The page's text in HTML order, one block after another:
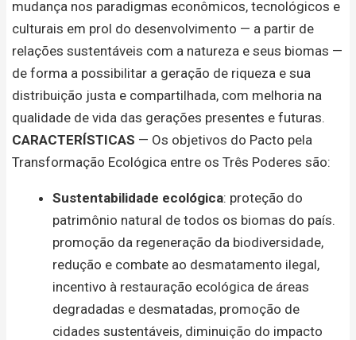
mudança nos paradigmas econômicos, tecnológicos e
culturais em prol do desenvolvimento — a partir de
relações sustentáveis com a natureza e seus biomas —
de forma a possibilitar a geração de riqueza e sua
distribuição justa e compartilhada, com melhoria na
qualidade de vida das gerações presentes e futuras.
CARACTERÍSTICAS — Os objetivos do Pacto pela
Transformação Ecológica entre os Três Poderes são:
Sustentabilidade ecológica: proteção do
patrimônio natural de todos os biomas do país.
promoção da regeneração da biodiversidade,
redução e combate ao desmatamento ilegal,
incentivo à restauração ecológica de áreas
degradadas e desmatadas, promoção de
cidades sustentáveis, diminuição do impacto